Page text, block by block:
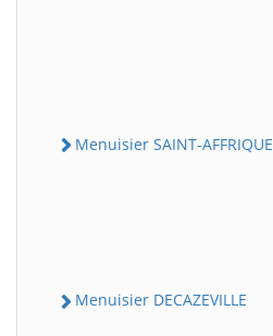
Menuisier SAINT-AFFRIQUE
Menuisier DECAZEVILLE